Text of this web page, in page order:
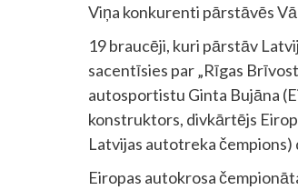
Viņa konkurenti pārstāvēs
19 braucēji, kuri pārstāv
sacentīsies par „Rīgas
autosportistu Ginta Bujāna
konstruktors, divkārtējs
Latvijas autotreka čempions)
Eiropas autokrosa